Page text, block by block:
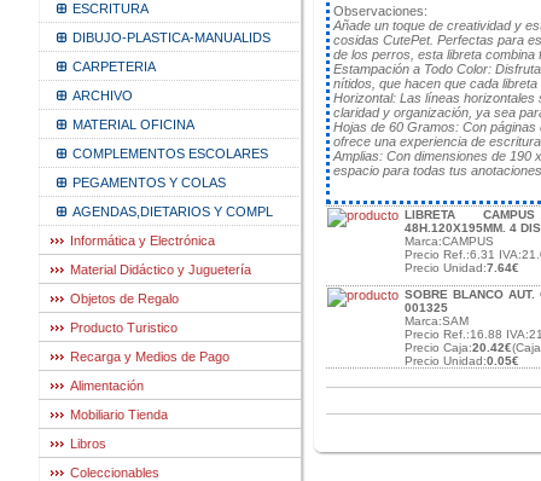
ESCRITURA
DIBUJO-PLASTICA-MANUALIDS
CARPETERIA
ARCHIVO
MATERIAL OFICINA
COMPLEMENTOS ESCOLARES
PEGAMENTOS Y COLAS
AGENDAS,DIETARIOS Y COMPL
Informática y Electrónica
Material Didáctico y Juguetería
Objetos de Regalo
Producto Turistico
Recarga y Medios de Pago
Alimentación
Mobiliario Tienda
Libros
Coleccionables
Observaciones:
Añade un toque de creatividad y
cosidas CutePet. Perfectas para
de los perros, esta libreta combina
Estampación a Todo Color:
nítidos, que hacen que cada
Horizontal: Las líneas
claridad y organización, ya sea
Hojas de 60 Gramos: Con
ofrece una experiencia de
Amplias: Con dimensiones de 190
espacio para todas tus
LIBRETA
48H.120X195MM. 4
Marca:CAMPUS
Precio Ref.:6.31
Precio Unidad:7.64€
SOBRE BLANCO
001325
Marca:SAM
Precio Ref.:16.88
Precio Caja:20.42€
Precio Unidad:0.05€